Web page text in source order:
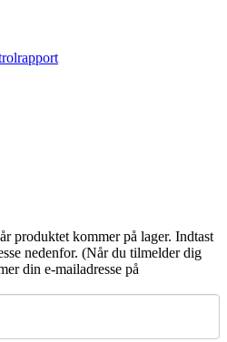
produktet kommer på lager. Indtast
nedenfor. (Når du tilmelder dig
din e-mailadresse på